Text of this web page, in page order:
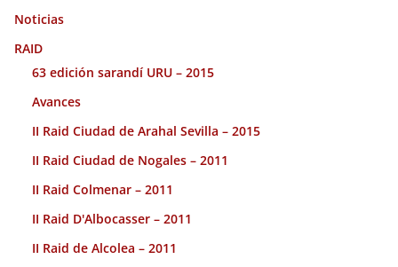
Noticias
RAID
63 edición sarandí URU – 2015
Avances
II Raid Ciudad de Arahal Sevilla – 2015
II Raid Ciudad de Nogales – 2011
II Raid Colmenar – 2011
II Raid D'Albocasser – 2011
II Raid de Alcolea – 2011